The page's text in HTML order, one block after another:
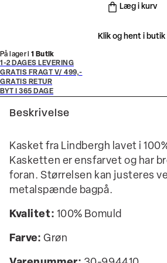
Læg i kurv
Klik og hent i butik
På lager i 1 Butik
1-2 DAGES LEVERING
GRATIS FRAGT V/ 499,-
GRATIS RETUR
BYT I 365 DAGE
Beskrivelse
Kasket fra Lindbergh lavet i
Kasketten er ensfarvet og har
foran. Størrelsen kan justeres
metalspænde bagpå.
Kvalitet: 100% Bomuld
Farve: Grøn